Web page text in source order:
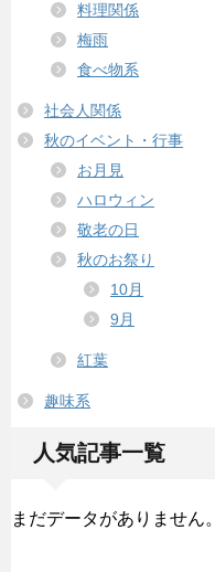
料理関係
梅雨
食べ物系
社会人関係
秋のイベント・行事
お月見
ハロウィン
敬老の日
秋のお祭り
10月
9月
紅葉
趣味系
人気記事一覧
まだデータがありません。